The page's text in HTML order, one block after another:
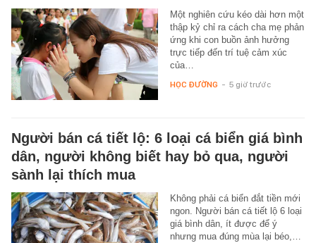
Một nghiên cứu kéo dài hơn một
thập kỷ chỉ ra cách cha mẹ phản
ứng khi con buồn ảnh hưởng
trực tiếp đến trí tuệ cảm xúc
của…
HỌC ĐƯỜNG - 5 giờ trước
Người bán cá tiết lộ: 6 loại cá biển giá bình
dân, người không biết hay bỏ qua, người
sành lại thích mua
Không phải cá biển đắt tiền mới
ngon. Người bán cá tiết lộ 6 loại
giá bình dân, ít được để ý
nhưng mua đúng mùa lại béo,…